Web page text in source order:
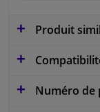
Produit
Numéro